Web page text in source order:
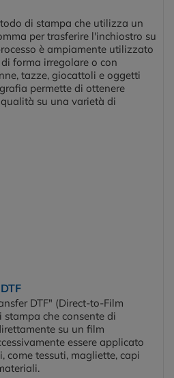
di stampa che utilizza un
per trasferire l'inchiostro su
è ampiamente utilizzato
forma irregolare o con
tazze, giocattoli e oggetti
permette di ottenere
su una varietà di
DTF" (Direct-to-Film
che consente di
su un film
essere applicato
come tessuti, magliette, capi